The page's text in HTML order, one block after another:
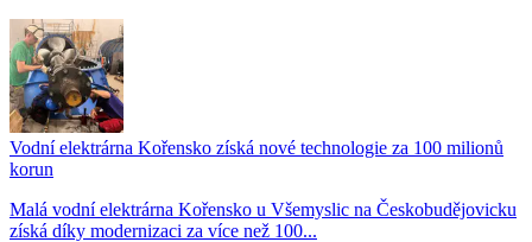
Vodní elektrárna Kořensko získá nové technologie za 100 milionů
korun
Malá vodní elektrárna Kořensko u Všemyslic na Českobudějovicku
získá díky modernizaci za více než 100...